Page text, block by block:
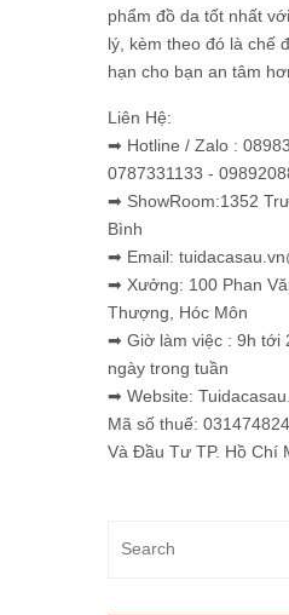
phẩm đồ da tốt nhất
lý, kèm theo đó là chế
hạn cho bạn an tâm
Liên Hệ:
➡ Hotline / Zalo :
0787331133 -
➡ ShowRoom:1352
Bình
➡ Email:
➡ Xưởng: 100 Phan
Thượng, Hóc Môn
➡ Giờ làm việc : 9h tới
ngày trong tuần
➡ Website:
Mã số thuế:
Và Đầu Tư TP. Hồ Chí